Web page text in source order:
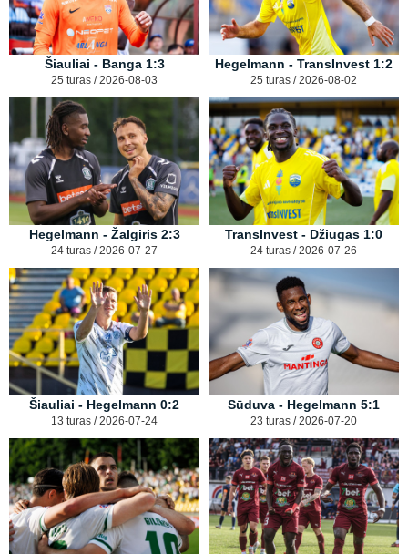
Šiauliai - Banga 1:3
25 turas / 2026-08-03
Hegelmann - TransInvest 1:2
25 turas / 2026-08-02
Hegelmann - Žalgiris 2:3
24 turas / 2026-07-27
TransInvest - Džiugas 1:0
24 turas / 2026-07-26
Šiauliai - Hegelmann 0:2
13 turas / 2026-07-24
Sūduva - Hegelmann 5:1
23 turas / 2026-07-20